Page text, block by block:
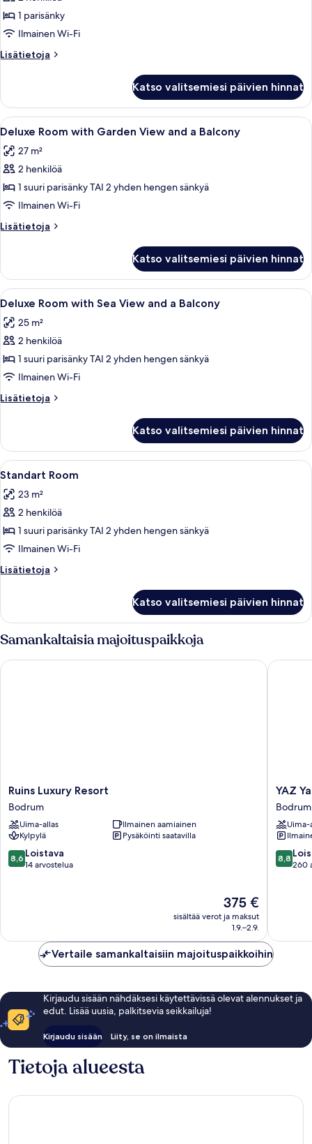
1 parisänky
Ilmainen Wi-Fi
Lisätietoja
Lisätietoja
standard-
huone
Katso valitsemiesi päivien hinnat
Avaa
kaikki
huonetyypin
Deluxe
Room
with
Garden
View
a
Balcony
kuvat
Ylelliset vuodevaatteet,
3
Deluxe Room with Garden View and a Balcony
27 m²
2 henkilöä
1 suuri parisänky TAI 2 yhden hengen sänkyä
Ilmainen Wi-Fi
Lisätietoja
Lisätietoja
with
Garden
View
a
Balcony
Katso valitsemiesi päivien hinnat
Avaa
kaikki
huonetyypin
Deluxe
Room
with
Sea
View
a
Balcony
kuvat
Ylelliset vuodevaatteet,
2
Deluxe Room with Sea View and a Balcony
25 m²
2 henkilöä
1 suuri parisänky TAI 2 yhden hengen sänkyä
Ilmainen Wi-Fi
Lisätietoja
Lisätietoja
with
Sea
View
a
Balcony
Katso valitsemiesi päivien hinnat
Avaa
kaikki
huonetyypin
Standart
Room
kuvat
Ylelliset vuodevaatteet,
2
Standart Room
23 m²
2 henkilöä
1 suuri parisänky TAI 2 yhden hengen sänkyä
Ilmainen Wi-Fi
Lisätietoja
Lisätietoja
Katso valitsemiesi päivien hinnat
Samankaltaisia majoituspaikkoja
Ruins
Luxury
Resort
Bodrum
Ruins Luxury Resort
Bodrum
Uima-allas
Ilmainen aamiainen
Kylpylä
Pysäköinti saatavilla
8.6
kautta
8,6 Loistava
14 arvostelua
Hinta
on
375 €
375 €
sisältää verot ja maksut
1.9.–2.9.
Ruins Luxury Resort
YAZ
Bodrum
YAZ
Bodrum
Uima-
8.8
kautta
8,8
260
YAZ
Vertaile samankaltaisiin majoituspaikkoihin
Kirjaudu sisään nähdäksesi käytettävissä olevat alennukset ja
edut. Lisää uusia, palkitsevia seikkailuja!
Kirjaudu sisään Liity, se on ilmaista
Tietoja alueesta